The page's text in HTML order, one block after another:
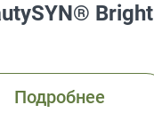
Bright
Подробнее